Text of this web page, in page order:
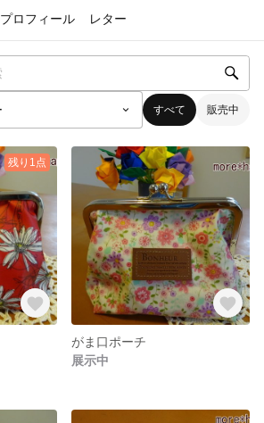
プロフィール レター
すべて 販売中
残り1点
がま口ポーチ
展示中